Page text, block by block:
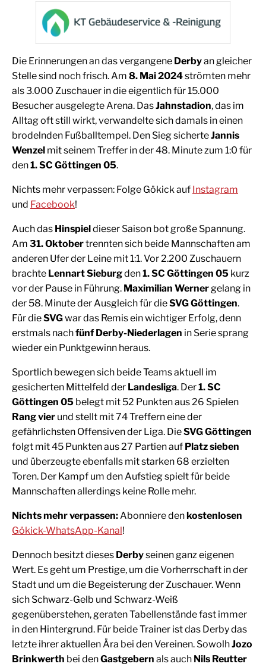
Die Erinnerungen an das vergangene Derbyan gleicher
Stelle sind noch frisch. Am 8. Mai 2024strömten mehr
als 3.000 Zuschauer in die eigentlich für 15.000
Besucher ausgelegte Arena. DasJahnstadion, das im
Alltag oft still wirkt, verwandelte sich damals in einen
brodelnden Fußballtempel. Den Sieg sicherteJannis
Wenzel mit seinem Treffer in der 48. Minute zum 1:0 für
den1. SC Göttingen 05.
Nichts mehr verpassen: Folge Gökick auf Instagram
und Facebook!
Auch das Hinspiel dieser Saison bot große Spannung.
Am 31. Oktobertrennten sich beide Mannschaften am
anderen Ufer der Leine mit 1:1. Vor 2.200 Zuschauern
brachte Lennart Sieburgden1. SC Göttingen 05 kurz
vor der Pause in Führung. Maximilian Wernergelang in
der 58. Minute der Ausgleich für dieSVG Göttingen.
Für dieSVGwar das Remis ein wichtiger Erfolg, denn
erstmals nachfünf Derby-Niederlagen in Serie sprang
wieder ein Punktgewinn heraus.
Sportlich bewegen sich beide Teams aktuell im
gesicherten Mittelfeld der Landesliga. Der1. SC
Göttingen 05 belegt mit 52 Punkten aus 26 Spielen
Rang vier und stellt mit 74 Treffern eine der
gefährlichsten Offensiven der Liga. DieSVG Göttingen
folgt mit 45 Punkten aus 27 Partien auf Platz sieben
und überzeugte ebenfalls mit starken 68 erzielten
Toren. Der Kampf um den Aufstieg spielt für beide
Mannschaften allerdings keine Rolle mehr.
Nichts mehr verpassen:Abonniere den kostenlosen
Gökick-WhatsApp-Kanal!
Dennoch besitzt dieses Derbyseinen ganz eigenen
Wert. Es geht um Prestige, um die Vorherrschaft in der
Stadt und um die Begeisterung der Zuschauer. Wenn
sich Schwarz-Gelb und Schwarz-Weiß
gegenüberstehen, geraten Tabellenstände fast immer
in den Hintergrund. Für beide Trainer ist das Derby das
letzte ihrer aktuellen Ära bei den Vereinen. SowolhJozo
Brinkwerth bei denGastgebern als auch Nils Reutter